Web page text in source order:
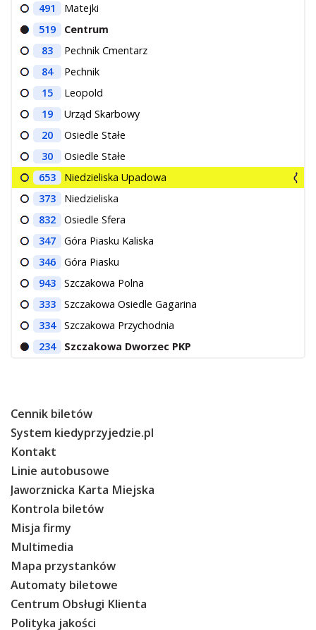
491
Matejki
519
Centrum
83
Pechnik Cmentarz
84
Pechnik
15
Leopold
19
Urząd Skarbowy
20
Osiedle Stałe
30
Osiedle Stałe
653
Niedzieliska Upadowa
373
Niedzieliska
832
Osiedle Sfera
347
Góra Piasku Kaliska
346
Góra Piasku
943
Szczakowa Polna
333
Szczakowa Osiedle Gagarina
334
Szczakowa Przychodnia
234
Szczakowa Dworzec PKP
Cennik biletów
System kiedyprzyjedzie.pl
Kontakt
Linie autobusowe
Jaworznicka Karta Miejska
Kontrola biletów
Misja firmy
Multimedia
Mapa przystanków
Automaty biletowe
Centrum Obsługi Klienta
Polityka jakości